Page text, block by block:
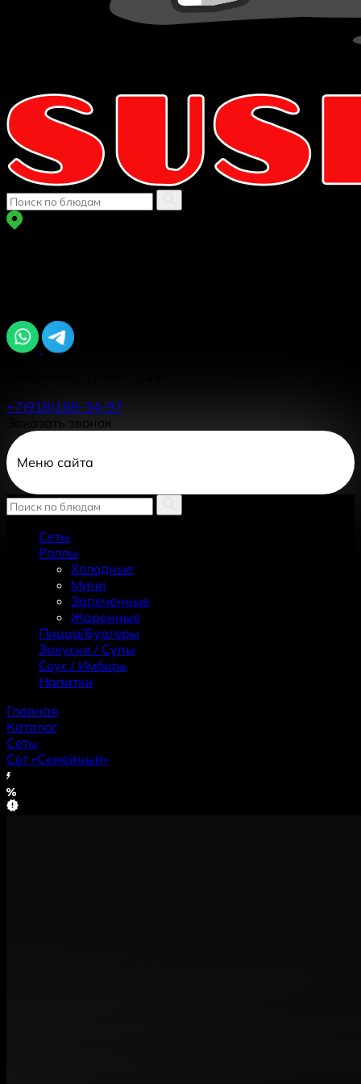
+7(918)189-34-97
Заказать звонок
Меню сайта
Сеты
Роллы
Холодные
Мини
Запеченные
Жаренные
Пицца/Бургеры
Закуски / Супы
Coус / Имбирь
Haпитки
Главная
Каталог
Сеты
Сет «Семейный»